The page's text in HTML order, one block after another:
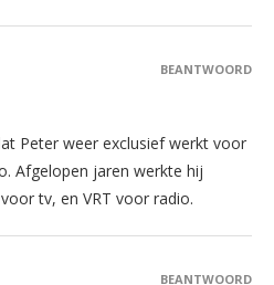
Peter weer exclusief werkt voor
Afgelopen jaren werkte hij
tv, en VRT voor radio.
BEANTWOORD
BEANTWOORD